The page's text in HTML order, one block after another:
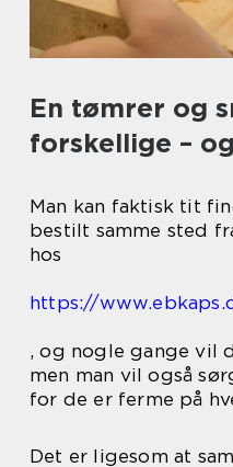
En tømrer og
forskellige –
Man kan faktisk tit
bestilt samme sted
hos
https://
, og nogle gange vil
men man vil også
for de er ferme på
Det er ligesom at